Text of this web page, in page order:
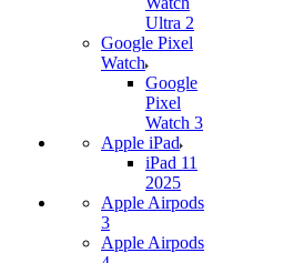
Ultra 2
Google Pixel
Watch
Google
Pixel
Watch 3
Apple iPad
iPad 11
2025
Apple Airpods
3
Apple Airpods